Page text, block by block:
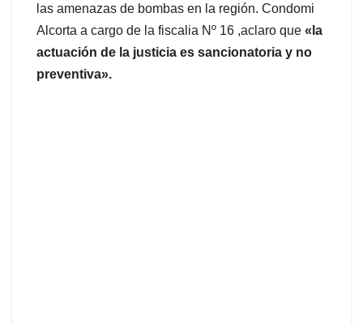
las amenazas de bombas en la región. Condomi
Alcorta a cargo de la fiscalia Nº 16 ,aclaro que «la
actuación de la justicia es sancionatoria y no
preventiva».